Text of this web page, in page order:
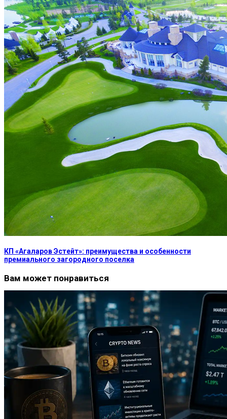
КП «Агаларов Эстейт»: преимущества и особенности
премиального загородного поселка
Вам может понравиться